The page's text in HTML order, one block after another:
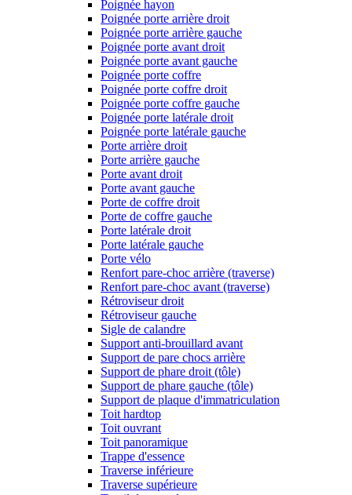
Poignée hayon
Poignée porte arrière droit
Poignée porte arrière gauche
Poignée porte avant droit
Poignée porte avant gauche
Poignée porte coffre
Poignée porte coffre droit
Poignée porte coffre gauche
Poignée porte latérale droit
Poignée porte latérale gauche
Porte arrière droit
Porte arrière gauche
Porte avant droit
Porte avant gauche
Porte de coffre droit
Porte de coffre gauche
Porte latérale droit
Porte latérale gauche
Porte vélo
Renfort pare-choc arrière (traverse)
Renfort pare-choc avant (traverse)
Rétroviseur droit
Rétroviseur gauche
Sigle de calandre
Support anti-brouillard avant
Support de pare chocs arrière
Support de phare droit (tôle)
Support de phare gauche (tôle)
Support de plaque d'immatriculation
Toit hardtop
Toit ouvrant
Toit panoramique
Trappe d'essence
Traverse inférieure
Traverse supérieure